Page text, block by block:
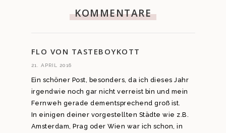
KOMMENTARE
FLO VON TASTEBOYKOTT
21. APRIL 2016
Ein schöner Post, besonders, da ich dieses Jahr
irgendwie noch gar nicht verreist bin und mein
Fernweh gerade dementsprechend groß ist.
In einigen deiner vorgestellten Städte wie z.B.
Amsterdam, Prag oder Wien war ich schon, in